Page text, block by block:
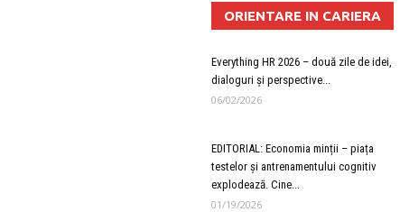
ORIENTARE IN CARIERA
Everything HR 2026 – două zile de idei,
dialoguri și perspective...
06/02/2026
EDITORIAL: Economia minții – piața
testelor și antrenamentului cognitiv
explodează. Cine...
01/19/2026